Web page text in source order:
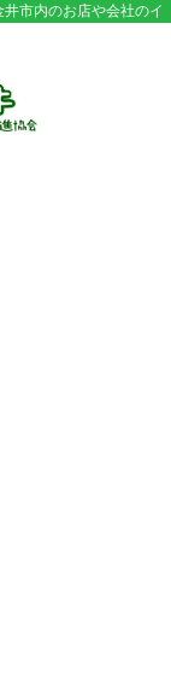
市内のお店や会社のイ